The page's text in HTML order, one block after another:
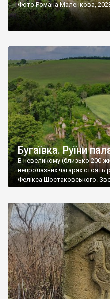
Фото Романа Маленкова,
Бугаївка. Руїни
В невеликому (близько 200
непролазних чагарях стоять
Фелікса Шостаковського.
радянський період у ньому
століття тут розмістили
палацу виїхала лікарня – ми